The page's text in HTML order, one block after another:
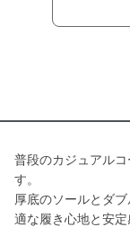
普段のカジュアル
す。
厚底のソールとダ
適な履き心地と安定